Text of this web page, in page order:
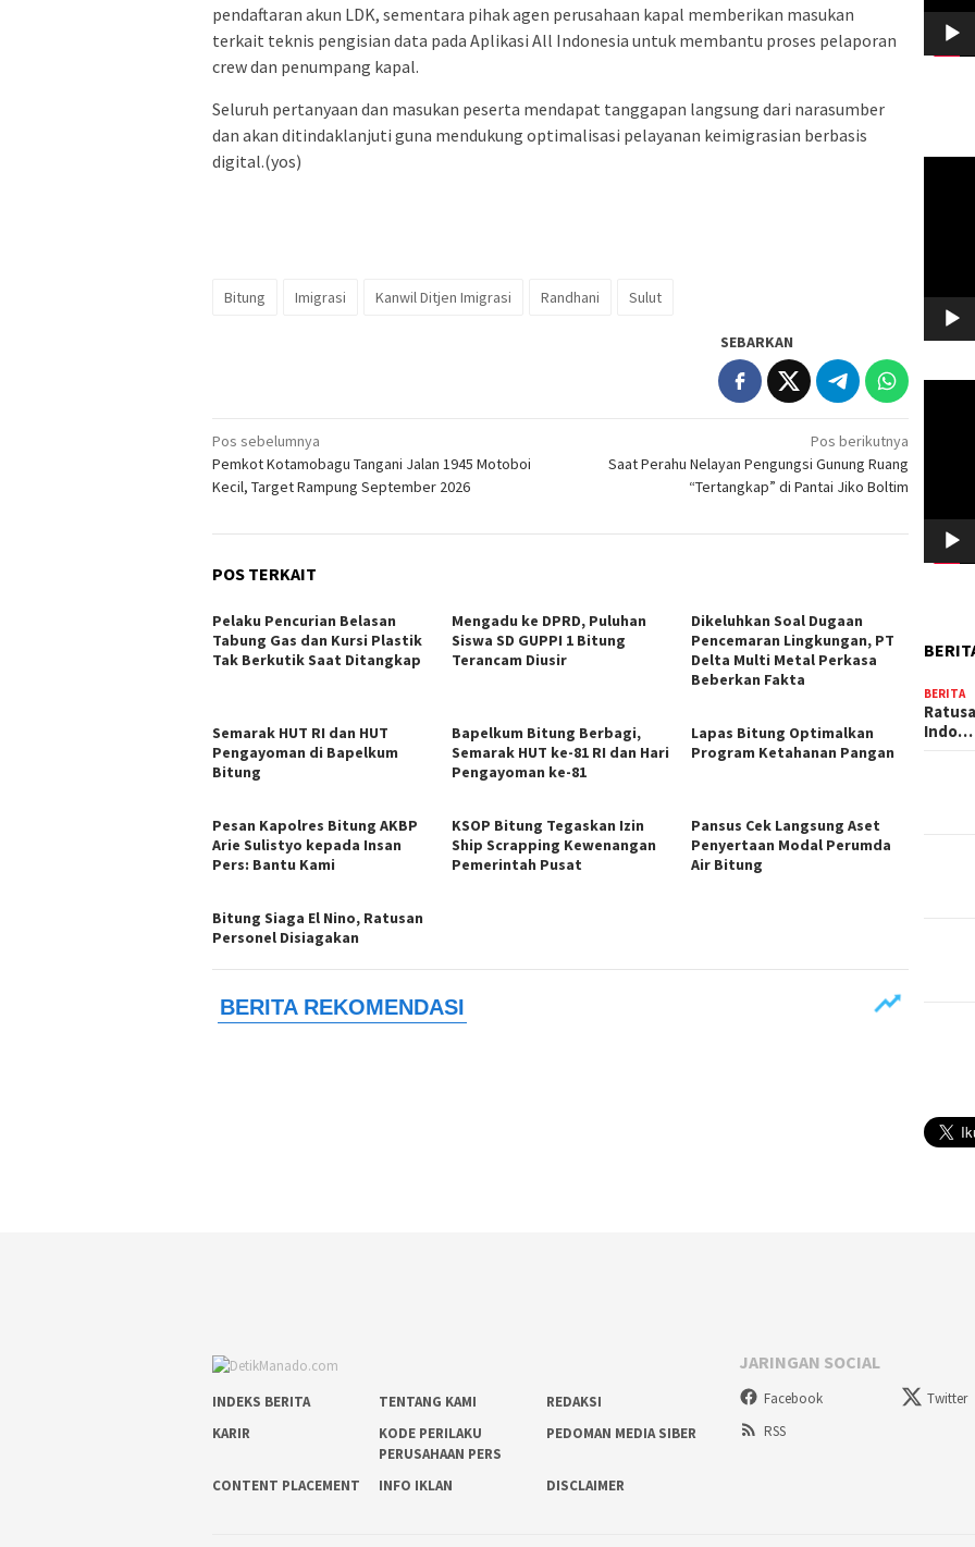
pendaftaran akun LDK, sementara pihak agen perusahaan kapal memberikan masukan
terkait teknis pengisian data pada Aplikasi All Indonesia untuk membantu proses pelaporan
crew dan penumpang kapal.
Seluruh pertanyaan dan masukan peserta mendapat tanggapan langsung dari narasumber
dan akan ditindaklanjuti guna mendukung optimalisasi pelayanan keimigrasian berbasis
digital.(yos)
Bitung Imigrasi Kanwil Ditjen Imigrasi Randhani Sulut
SEBARKAN
Navigasi
pos
Pos sebelumnya
Pemkot Kotamobagu Tangani Jalan 1945 Motoboi
Kecil, Target Rampung September 2026
Pos berikutnya
Saat Perahu Nelayan Pengungsi Gunung Ruang
“Tertangkap” di Pantai Jiko Boltim
POS TERKAIT
Pelaku Pencurian Belasan
Tabung Gas dan Kursi Plastik
Tak Berkutik Saat Ditangkap
Mengadu ke DPRD, Puluhan
Siswa SD GUPPI 1 Bitung
Terancam Diusir
Dikeluhkan Soal Dugaan
Pencemaran Lingkungan, PT
Delta Multi Metal Perkasa
Beberkan Fakta
Semarak HUT RI dan HUT
Pengayoman di Bapelkum
Bitung
‎Bapelkum Bitung Berbagi,
Semarak HUT ke-81 RI dan Hari
Pengayoman ke-81
Lapas Bitung Optimalkan
Program Ketahanan Pangan
Pesan Kapolres Bitung AKBP
Arie Sulistyo kepada Insan
Pers: Bantu Kami
KSOP Bitung Tegaskan Izin
Ship Scrapping Kewenangan
Pemerintah Pusat
Pansus Cek Langsung Aset
Penyertaan Modal Perumda
Air Bitung
Bitung Siaga El Nino, Ratusan
Personel Disiagakan
BERITA
Indo…
INDEKS BERITA TENTANG KAMI
REDAKSI
KARIR
KODE PERILAKU
PERUSAHAAN PERS
PEDOMAN MEDIA SIBER
CONTENT PLACEMENT INFO IKLAN DISCLAIMER
JARINGAN SOCIAL
Facebook Twitter
RSS